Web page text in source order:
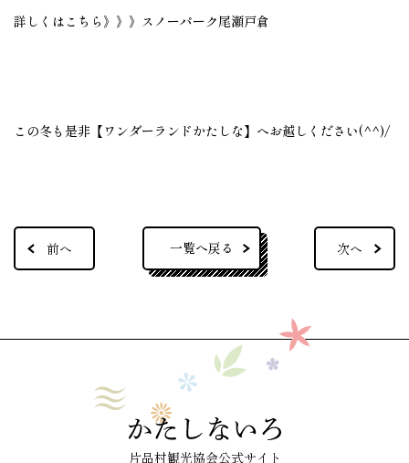
詳しくはこちら》》》 スノーパーク尾瀬戸倉
この冬も是非【ワンダーランドかたしな】へお越しください(^^)/
前へ 次へ
一覧へ戻る
片品村観光協会公式サイト